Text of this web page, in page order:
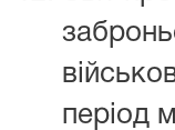
період